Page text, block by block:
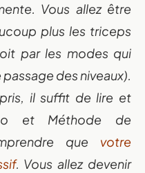
Vous allez être
plus les triceps
par les modes qui
des niveaux).
il suffit de lire et
et Méthode de
que votre
. Vous allez devenir